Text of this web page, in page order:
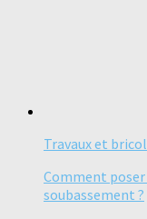
Travaux et
Comment poser
soubassement ?